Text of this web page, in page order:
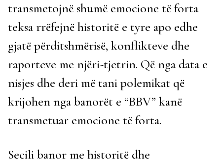
transmetojnë shumë emocione të forta
teksa rrëfejnë historitë e tyre apo edhe
gjatë përditshmërisë, konflikteve dhe
raporteve me njëri-tjetrin. Që nga data e
nisjes dhe deri më tani polemikat që
krijohen nga banorët e “BBV” kanë
transmetuar emocione të forta.
Secili banor me historitë dhe